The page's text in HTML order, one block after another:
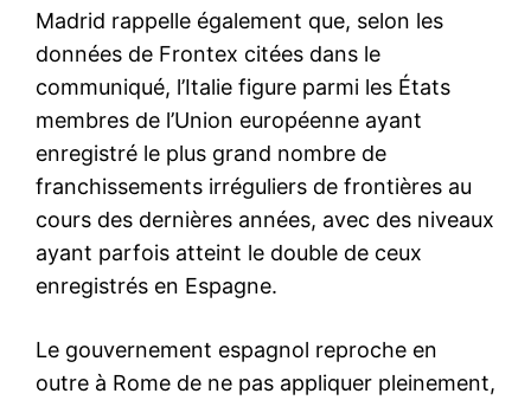
Après l’Arabie Saoudite et le
Bahreïn, le Koweït appelle ses
Liban
Le ministère koweïtien des
Affaires étrangères a appelé
tous les citoyens koweïtiens
actuellement au Liban à le
quitter immédiatement en
raison de la situation politique
du pays. Une source officielle
au ministère des Affaires
étrangères a déclaré jeudi,
suite à la complication de la…
9 November 2017
In "Moyen-Orient"